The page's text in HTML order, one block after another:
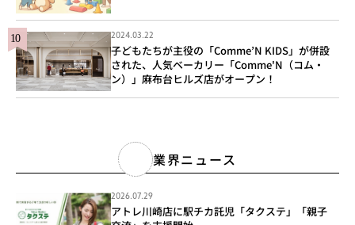
2024.03.22
子どもたちが主役の「Comme’N KIDS」が併設
された、人気ベーカリー「Comme'N（コム・
ン）」麻布台ヒルズ店がオープン！
業界ニュース
2026.07.29
アトレ川崎店に駅チカ託児「タクステ」「親子